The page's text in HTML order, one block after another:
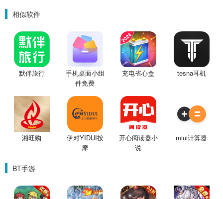
相似软件
默伴旅行
手机桌面小组
件免费
充电省心盒 tesna耳机
湘旺购
伊对YIDUI按
摩
开心阅读器小
说
miui计算器
BT手游